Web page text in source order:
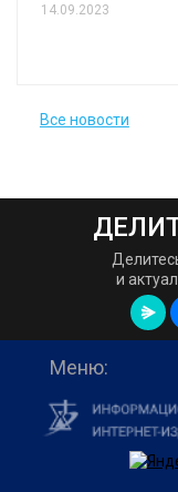
14.09.2023
Все новости
и
Меню: